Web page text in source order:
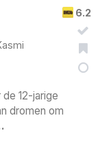
6.2
12-jarige
dromen om